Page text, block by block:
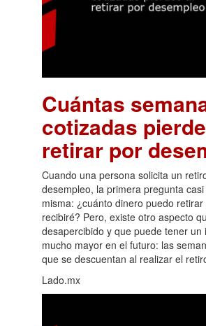
Cuántas
cotizadas
retirar por
Cuando una persona solicita un
desempleo, la primera pregunta
misma: ¿cuánto dinero puedo
recibiré? Pero, existe otro aspecto
desapercibido y que puede tener un
mucho mayor en el futuro: las
que se descuentan al realizar el
Lado.mx